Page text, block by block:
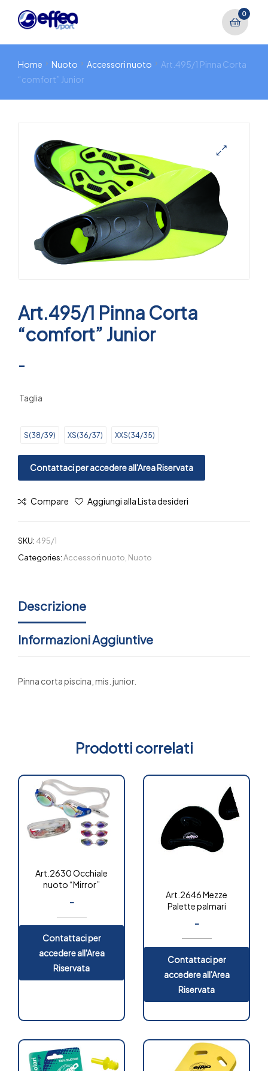
0
Home Nuoto Accessori nuoto
Art.495/1 Pinna Corta
“comfort” Junior
Art.495/1 Pinna Corta
“comfort” Junior
-
Taglia
S(38/39) XS(36/37) XXS(34/35)
Contattaci per accedere all'Area Riservata
Compare Aggiungi alla Lista desideri
SKU: 495/1
Categories:Accessori nuoto, Nuoto
Descrizione
Informazioni Aggiuntive
Pinna corta piscina, mis. junior.
Prodotti correlati
Art.2630 Occhiale
nuoto “Mirror”
-
Contattaci per
accedere all'Area
Riservata
Art.2646 Mezze
Palette palmari
-
Contattaci per
accedere all'Area
Riservata